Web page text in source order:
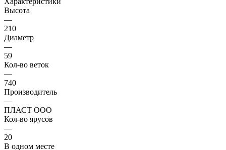
Высота
—
210
Диаметр
—
59
Кол-во веток
—
740
Производитель
—
ПЛАСТ ООО
Кол-во ярусов
—
20
В одном месте